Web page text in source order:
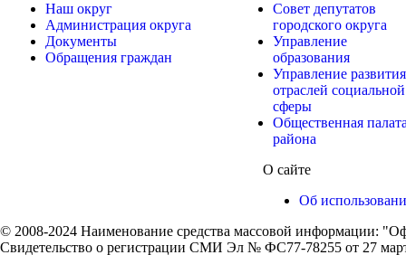
Наш округ
Администрация округа
Документы
Обращения граждан
Совет депутатов
городского округа
Управление
образования
Управление развития
отраслей социальной
сферы
Общественная
района
О сайте
Об
© 2008-2024 Наименование средства массовой информации:
Свидетельство о регистрации СМИ Эл № ФС77-78255 от 27